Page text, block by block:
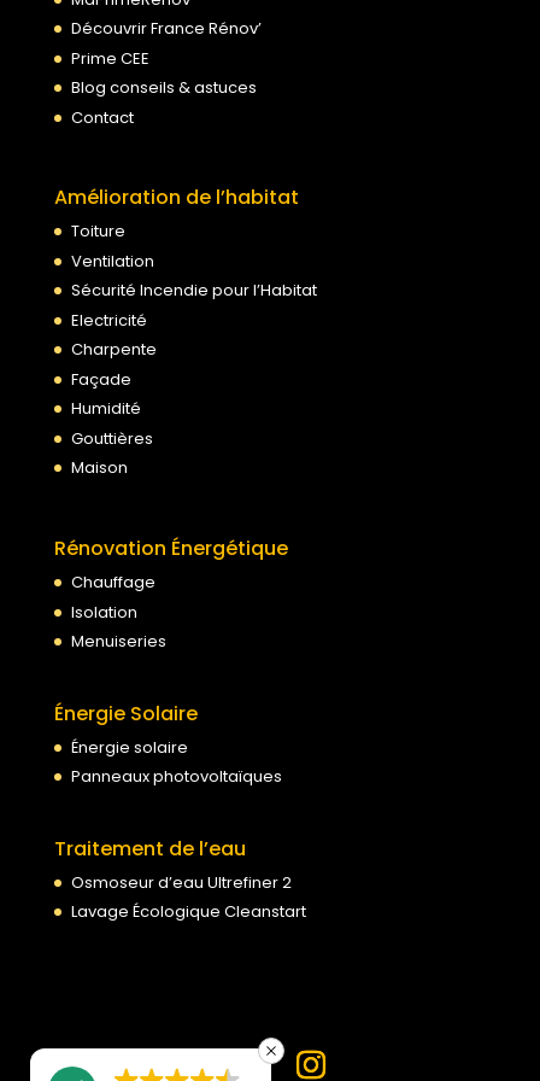
Découvrir France Rénov’
Prime CEE
Blog conseils & astuces
Contact
Amélioration de l’habitat
Toiture
Ventilation
Sécurité Incendie pour l’Habitat
Electricité
Charpente
Façade
Humidité
Gouttières
Maison
Rénovation Énergétique
Chauffage
Isolation
Menuiseries
Énergie Solaire
Énergie solaire
Panneaux photovoltaïques
Traitement de l’eau
Osmoseur d’eau Ultrefiner 2
Lavage Écologique Cleanstart